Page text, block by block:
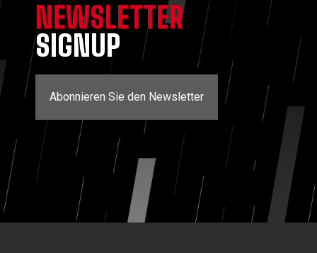
NEWSLETTER
SIGNUP
Abonnieren Sie den Newsletter